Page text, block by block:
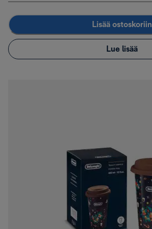
Lisää ostoskoriin
Lue lisää